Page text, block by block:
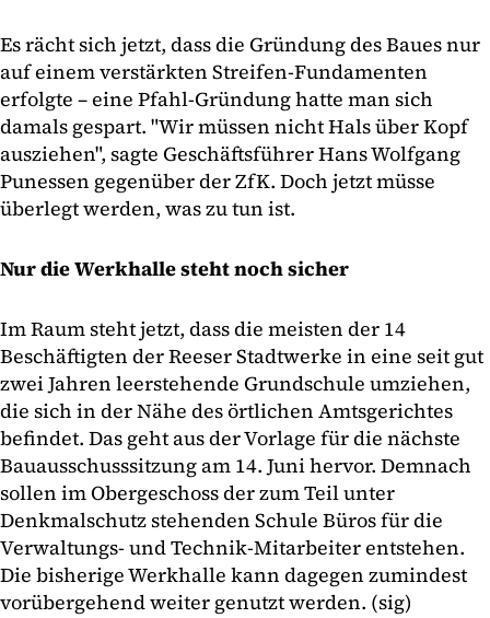
Es rächt sich jetzt, dass die Gründung des Baues nur
auf einem verstärkten Streifen-Fundamenten
erfolgte – eine Pfahl-Gründung hatte man sich
damals gespart. "Wir müssen nicht Hals über Kopf
ausziehen", sagte Geschäftsführer Hans Wolfgang
Punessen gegenüber der ZfK. Doch jetzt müsse
überlegt werden, was zu tun ist.
Nur die Werkhalle steht noch sicher
Im Raum steht jetzt, dass die meisten der 14
Beschäftigten der Reeser Stadtwerke in eine seit gut
zwei Jahren leerstehende Grundschule umziehen,
die sich in der Nähe des örtlichen Amtsgerichtes
befindet. Das geht aus der Vorlage für die nächste
Bauausschusssitzung am 14. Juni hervor. Demnach
sollen im Obergeschoss der zum Teil unter
Denkmalschutz stehenden Schule Büros für die
Verwaltungs- und Technik-Mitarbeiter entstehen.
Die bisherige Werkhalle kann dagegen zumindest
vorübergehend weiter genutzt werden. (sig)